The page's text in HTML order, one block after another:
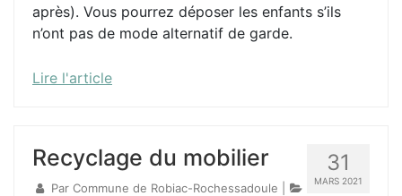
après). Vous pourrez déposer les enfants s’ils
n’ont pas de mode alternatif de garde.
Lire l'article
31
MARS 2021
Recyclage du mobilier
Par Commune de Robiac-Rochessadoule